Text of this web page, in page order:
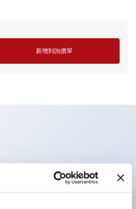
新增到詢價單
全性的彈子鎖結構